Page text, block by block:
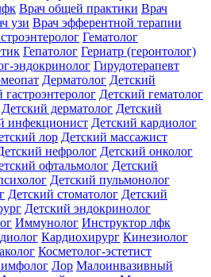
Врач общей практики Врач
узи Врач эфферентной терапии
Гематолог
Гепатолог Гериатр (геронтолог)
эндокринолог Гирудотерапевт
Дерматолог Детский
гастроэнтеролог Детский гематолог
Детский дерматолог Детский
инфекционист Детский кардиолог
лор Детский массажист
нефролог Детский онколог
офтальмолог Детский
Детский пульмонолог
Детский стоматолог Детский
Детский эндокринолог
Иммунолог Инструктор лфк
Кардиохирург Кинезиолог
Косметолог-эстетист
Лор Малоинвазивный